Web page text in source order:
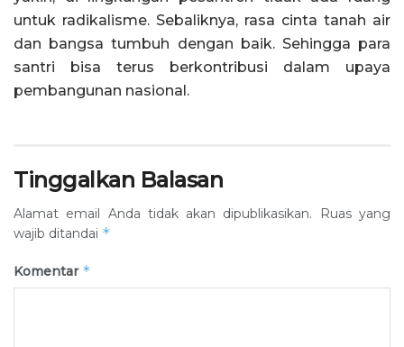
untuk radikalisme. Sebaliknya, rasa cinta tanah air
dan bangsa tumbuh dengan baik. Sehingga para
santri bisa terus berkontribusi dalam upaya
pembangunan nasional.
Tinggalkan Balasan
Alamat email Anda tidak akan dipublikasikan.
Ruas yang
wajib ditandai *
Komentar *